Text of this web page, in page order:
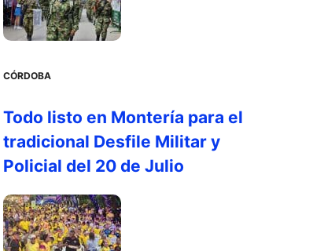
CÓRDOBA
Todo listo en Montería para el
tradicional Desfile Militar y
Policial del 20 de Julio